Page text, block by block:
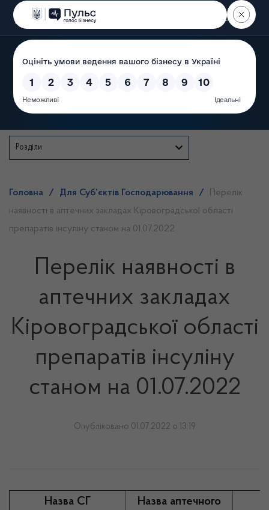
Пошук
Розділи
Головна / Для Суб’єктів Господарювання /
Перелік
наявності в аптечних закладах Кіровоградської області
препаратів інсуліну станом на 01.07.2022
Перелік наявності в
аптечних закладах
Кіровоградської області
препаратів інсуліну
станом на 01.07.2022
Опубліковано 01.07.2022 о 13:19
Назва СГ
Назва аптечного